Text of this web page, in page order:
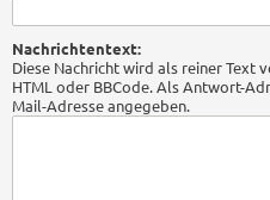
Nachrichtentext:
Diese Nachricht wird als reiner Text
HTML oder BBCode. Als Antwort-
Mail-Adresse angegeben.